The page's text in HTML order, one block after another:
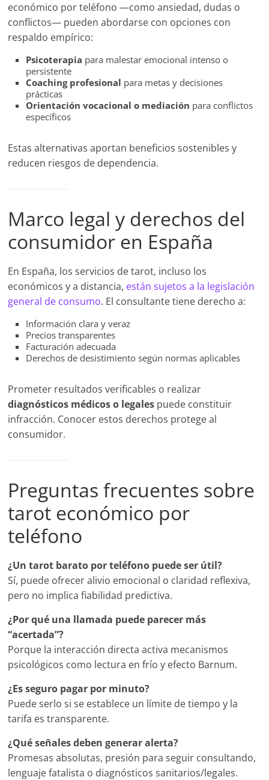
económico por teléfono —como ansiedad, dudas o
conflictos— pueden abordarse con opciones con
respaldo empírico:
Psicoterapia para malestar emocional intenso o
persistente
Coaching profesional para metas y decisiones
prácticas
Orientación vocacional o mediación para conflictos
específicos
Estas alternativas aportan beneficios sostenibles y
reducen riesgos de dependencia.
Marco legal y derechos del
consumidor en España
En España, los servicios de tarot, incluso los
económicos y a distancia, están sujetos a la legislación
general de consumo. El consultante tiene derecho a:
Información clara y veraz
Precios transparentes
Facturación adecuada
Derechos de desistimiento según normas aplicables
Prometer resultados verificables o realizar
diagnósticos médicos o legales puede constituir
infracción. Conocer estos derechos protege al
consumidor.
Preguntas frecuentes sobre
tarot económico por
teléfono
¿Un tarot barato por teléfono puede ser útil?
Sí, puede ofrecer alivio emocional o claridad reflexiva,
pero no implica fiabilidad predictiva.
¿Por qué una llamada puede parecer más
“acertada”?
Porque la interacción directa activa mecanismos
psicológicos como lectura en frío y efecto Barnum.
¿Es seguro pagar por minuto?
Puede serlo si se establece un límite de tiempo y la
tarifa es transparente.
¿Qué señales deben generar alerta?
Promesas absolutas, presión para seguir consultando,
lenguaje fatalista o diagnósticos sanitarios/legales.